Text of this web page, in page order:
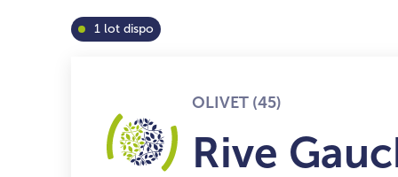
1 lot dispo
OLIVET (45)
Rive